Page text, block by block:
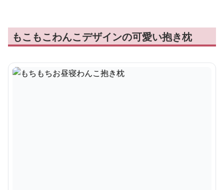
もこもこわんこデザインの可愛い抱き枕